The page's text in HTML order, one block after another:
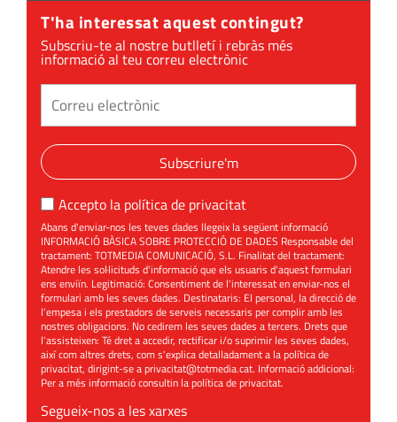
T'ha interessat aquest contingut?
Subscriu-te al nostre butlletí i rebràs més
informació al teu correu electrònic
Subscriure'm
Accepto la política de privacitat
Abans d'enviar-nos les teves dades llegeix la següent informació
INFORMACIÓ BÀSICA SOBRE PROTECCIÓ DE DADES Responsable del
tractament: TOTMEDIA COMUNICACIÓ, S.L. Finalitat del tractament:
Atendre les sol·licituds d'informació que els usuaris d'aquest formulari
ens enviïn. Legitimació: Consentiment de l'interessat en enviar-nos el
formulari amb les seves dades. Destinataris: El personal, la direcció de
l'empesa i els prestadors de serveis necessaris per complir amb les
nostres obligacions. No cedirem les seves dades a tercers. Drets que
l'assisteixen: Té dret a accedir, rectificar i/o suprimir les seves dades,
així com altres drets, com s'explica detalladament a la política de
privacitat, dirigint-se aprivacitat@totmedia.cat. Informació addicional:
Per a més informació consultin lapolítica de privacitat.
Segueix-nos a les xarxes